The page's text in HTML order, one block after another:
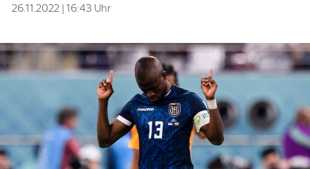
26.11.2022 | 16:43 Uhr